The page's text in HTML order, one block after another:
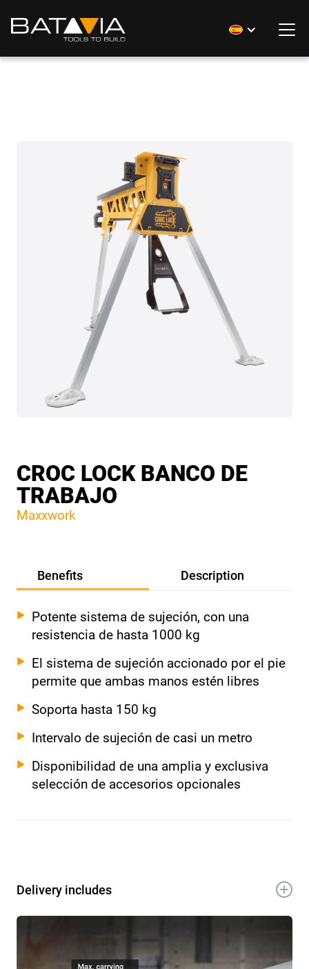
CROC LOCK BANCO DE
TRABAJO
Maxxwork
Benefits Description
Potente sistema de sujeción, con una
resistencia de hasta 1000 kg
El sistema de sujeción accionado por el pie
permite que ambas manos estén libres
Soporta hasta 150 kg
Intervalo de sujeción de casi un metro
Disponibilidad de una amplia y exclusiva
selección de accesorios opcionales
Delivery includes
1x Manual de instrucciones.
1x Tarjeta de garantía